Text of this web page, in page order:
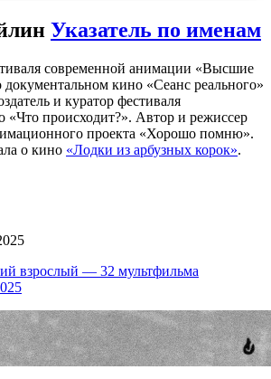
Указатель по именам
современной анимации «Высшие
кино «Сеанс реального»
и куратор фестиваля
«Что происходит?». Автор и режиссер
проекта «Хорошо помню».
о кино «Лодки из арбузных корок».
взрослый — 32 мультфильма